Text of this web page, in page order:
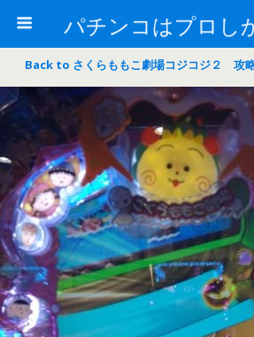
Back to さくらももこ劇場コジコジ２ 攻